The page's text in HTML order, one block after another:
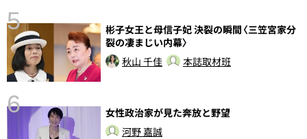
5
彬子女王と母信子妃 決裂の瞬間〈三笠宮家分
裂の凄まじい内幕〉
秋山 千佳
本誌取材班
6
女性政治家が見た奔放と野望
河野 嘉誠